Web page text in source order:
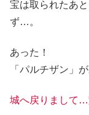
宝は取られたあ
ず…。
あった！
「パルチザン」
城へ戻りまして…